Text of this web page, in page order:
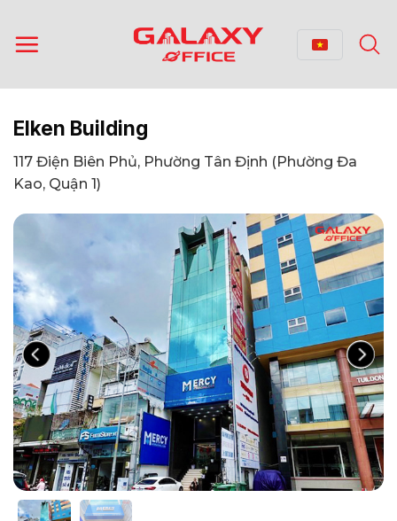
qua
nội
Elken Building
117 Điện Biên Phủ, Phường Tân Định (Phường Đa
Kao, Quận 1)